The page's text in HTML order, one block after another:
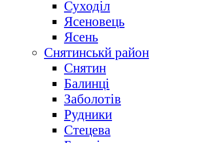
Суходіл
Ясеновець
Ясень
Снятинськй район
Снятин
Балинці
Заболотів
Рудники
Стецева